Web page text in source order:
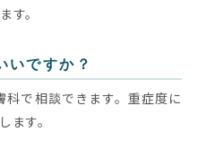
す。
いですか？
で相談できます。重症度に
ます。